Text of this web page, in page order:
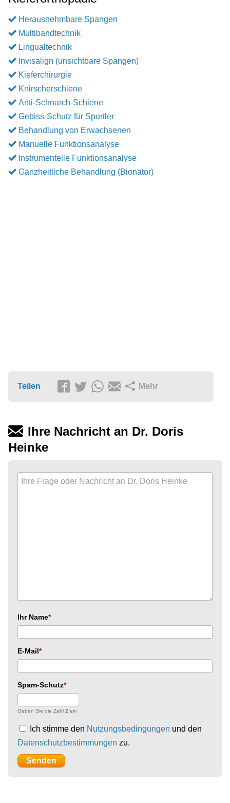
Herausnehmbare Spangen
Multibandtechnik
Lingualtechnik
Invisalign (unsichtbare Spangen)
Kieferchirurgie
Knirscherschiene
Anti-Schnarch-Schiene
Gebiss-Schutz für Sportler
Behandlung von Erwachsenen
Manuelle Funktionsanalyse
Instrumentelle Funktionsanalyse
Ganzheitliche Behandlung (Bionator)
Teilen Mehr
Ihre Nachricht an Dr. Doris
Heinke
Ihr Name
E-Mail
Spam-Schutz
Geben Sie die Zahl 2 ein
Ich stimme den Nutzungsbedingungen und den
Datenschutzbestimmungen zu.